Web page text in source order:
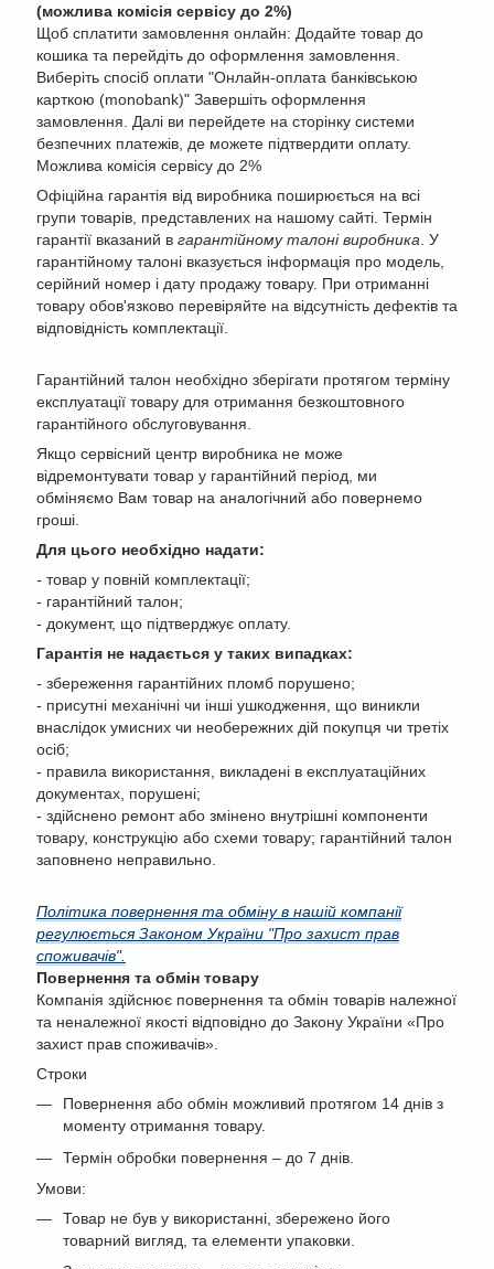
(можлива комісія сервісу до 2%)
Щоб сплатити замовлення онлайн: Додайте товар до
кошика та перейдіть до оформлення замовлення.
Виберіть спосіб оплати "Онлайн-оплата банківською
карткою (monobank)" Завершіть оформлення
замовлення. Далі ви перейдете на сторінку системи
безпечних платежів, де можете підтвердити оплату.
Можлива комісія сервісу до 2%
Офіційна гарантія від виробника поширюється на всі
групи товарів, представлених на нашому сайті. Термін
гарантії вказаний в гарантійному талоні виробника. У
гарантійному талоні вказується інформація про модель,
серійний номер і дату продажу товару. При отриманні
товару обов'язково перевіряйте на відсутність дефектів та
відповідність комплектації.
Гарантійний талон необхідно зберігати протягом терміну
експлуатації товару для отримання безкоштовного
гарантійного обслуговування.
Якщо сервісний центр виробника не може
відремонтувати товар у гарантійний період, ми
обміняємо Вам товар на аналогічний або повернемо
гроші.
Для цього необхідно надати:
- товар у повній комплектації;
- гарантійний талон;
- документ, що підтверджує оплату.
Гарантія не надається у таких випадках:
- збереження гарантійних пломб порушено;
- присутні механічні чи інші ушкодження, що виникли
внаслідок умисних чи необережних дій покупця чи третіх
осіб;
- правила використання, викладені в експлуатаційних
документах, порушені;
- здійснено ремонт або змінено внутрішні компоненти
товару, конструкцію або схеми товару; гарантійний талон
заповнено неправильно.
Політика повернення та обміну в нашій компанії
регулюється Законом України "Про захист прав
споживачів".
Повернення та обмін товару
Компанія здійснює повернення та обмін товарів належної
та неналежної якості відповідно до Закону України «Про
захист прав споживачів».
Строки
Повернення або обмін можливий протягом 14 днів з
моменту отримання товару.
Термін обробки повернення – до 7 днів.
Умови:
Товар не був у використанні, збережено його
товарний вигляд, та елементи упаковки.